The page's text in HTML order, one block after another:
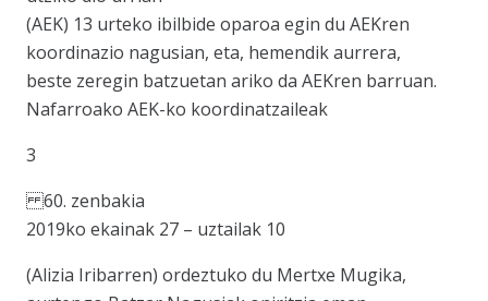
(AEK) 13 urteko ibilbide oparoa egin du AEKren
koordinazio nagusian, eta, hemendik aurrera,
beste zeregin batzuetan ariko da AEKren barruan.
Nafarroako AEK-ko koordinatzaileak
3
60. zenbakia
2019ko ekainak 27 – uztailak 10
(Alizia Iribarren) ordeztuko du Mertxe Mugika,